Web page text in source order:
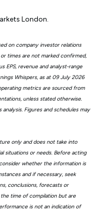
London.
on company investor relations
times are not marked confirmed,
EPS, revenue and analyst-range
Whispers, as at 09 July 2026
metrics are sourced from
unless stated otherwise.
Figures and schedules may
only and does not take into
situations or needs. Before acting
whether the information is
and if necessary, seek
conclusions, forecasts or
time of compilation but are
is not an indication of